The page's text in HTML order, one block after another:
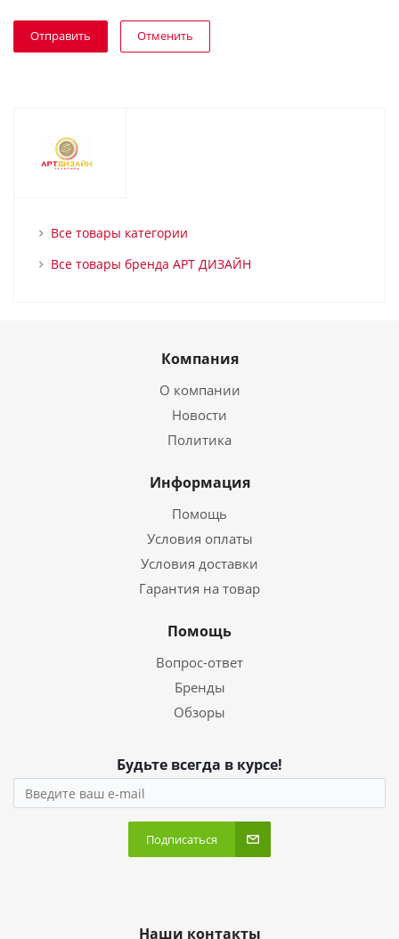
Отменить
Все товары категории
Все товары бренда АРТ ДИЗАЙН
Компания
О компании
Новости
Политика
Информация
Помощь
Условия оплаты
Условия доставки
Гарантия на товар
Помощь
Вопрос-ответ
Бренды
Обзоры
Будьте всегда в курсе!
Подписаться
Наши контакты